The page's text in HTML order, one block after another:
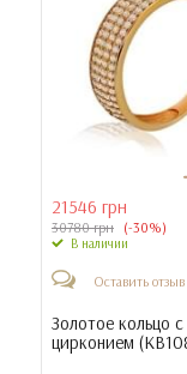
21546 грн
30780 грн (-30%)
В наличии
Оставить отзыв
Золотое кольцо с
цирконием (